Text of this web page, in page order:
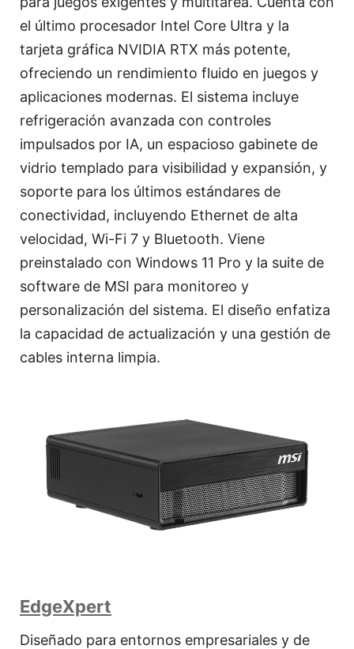
el último procesador Intel Core Ultra y la
tarjeta gráfica NVIDIA RTX más potente,
ofreciendo un rendimiento fluido en juegos y
aplicaciones modernas. El sistema incluye
refrigeración avanzada con controles
impulsados por IA, un espacioso gabinete de
vidrio templado para visibilidad y expansión, y
soporte para los últimos estándares de
conectividad, incluyendo Ethernet de alta
velocidad, Wi-Fi 7 y Bluetooth. Viene
preinstalado con Windows 11 Pro y la suite de
software de MSI para monitoreo y
personalización del sistema. El diseño enfatiza
la capacidad de actualización y una gestión de
cables interna limpia.
EdgeXpert
Diseñado para entornos empresariales y de